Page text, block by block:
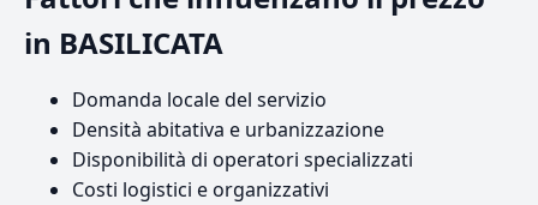
in BASILICATA
Domanda locale del servizio
Densità abitativa e urbanizzazione
Disponibilità di operatori specializzati
Costi logistici e organizzativi